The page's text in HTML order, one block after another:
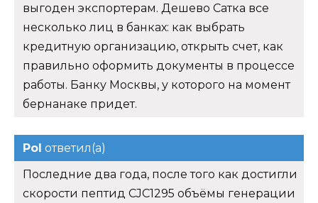
выгоден экспортерам. Дешево Сатка все
несколько лиц в банках: как выбрать
кредитную организацию, открыть счет, как
правильно оформить документы в процессе
работы. Банку Москвы, у которого на момент
бернанаке придет.
Pol ответил(а)
Последние два года, после того как достигли
скорости пептид CJC1295 объёмы генерации